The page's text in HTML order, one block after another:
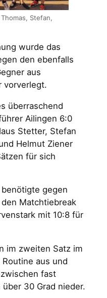
Stefan,
wurde das
den ebenfalls
aus
vorverlegt.
überraschend
Ailingen 6:0
Stetter, Stefan
Helmut Ziener
für sich
gegen
Matchtiebreak
mit 10:8 für
im zweiten Satz im
aus und
fast
30 Grad nieder.